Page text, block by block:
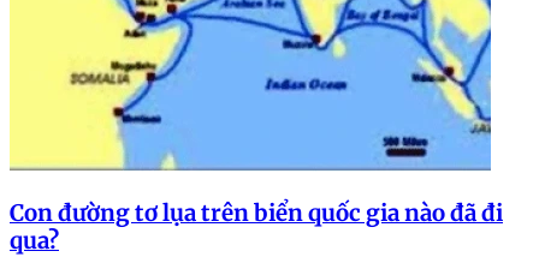
Con đường tơ lụa trên biển quốc gia nào đã đi
qua?